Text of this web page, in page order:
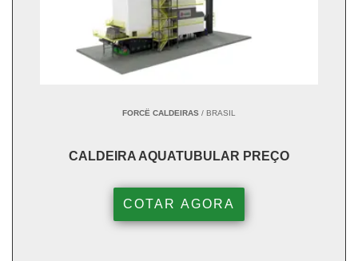
FORCË CALDEIRAS / BRASIL
CALDEIRA AQUATUBULAR PREÇO
COTAR AGORA